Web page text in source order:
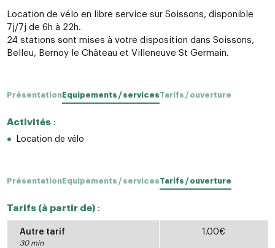
Location de vélo en libre service sur Soissons, disponible
7j/7j de 6h à 22h.
24 stations sont mises à votre disposition dans Soissons,
Belleu, Bernoy le Château et Villeneuve St Germain.
PrésentationEquipements / servicesTarifs / ouverture
Activités:
Location de vélo
PrésentationEquipements / servicesTarifs / ouverture
Tarifs (à partir de):
Autre tarif
30 min
1.00€